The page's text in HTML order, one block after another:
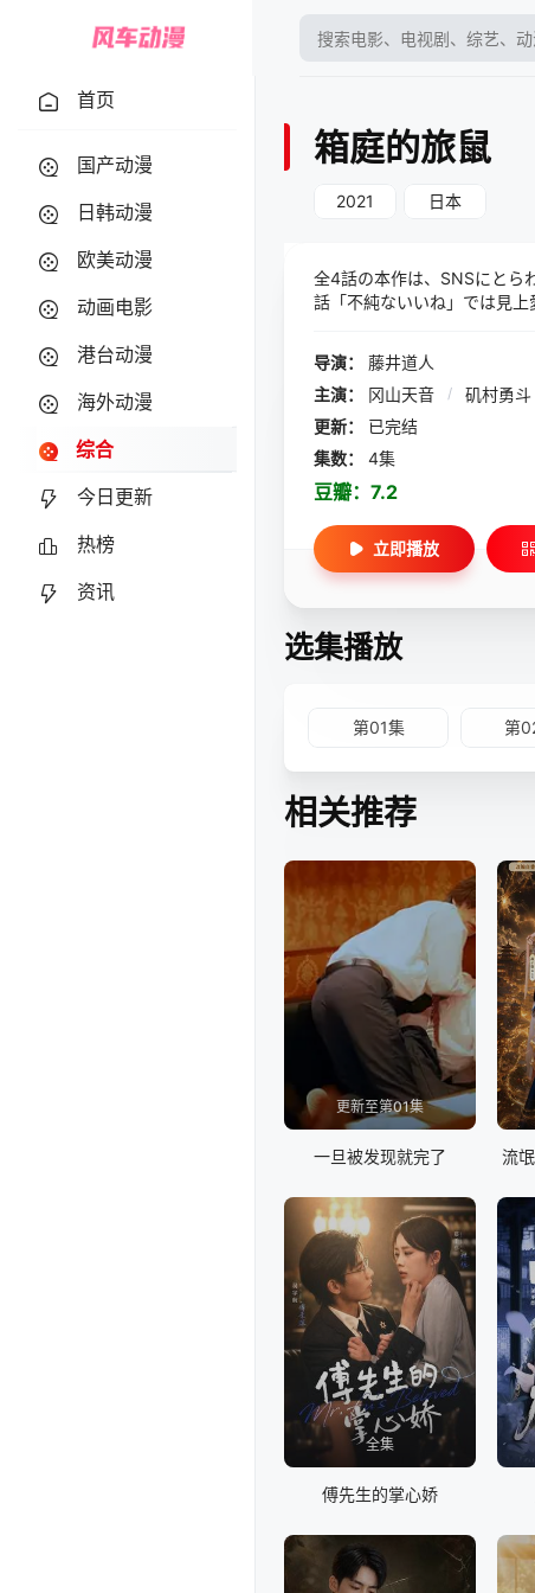
首页
国产动漫
日韩动漫
欧美动漫
动画电影
港台动漫
海外动漫
综合
今日更新
热榜
资讯
箱庭的旅鼠
2021 日本
全4話の本作は、SNSにとら
話「不純ないいね」では見
の「Not Famous」ではフォ
导演：
藤井道人
主演：
冈山天音 / 矶村勇斗
更新：
已完结
集数：
4集
豆瓣： 7.2
立即播放
选集播放
第01集 第
相关推荐
更新至第01集
一旦被发现就完了 流
全集
傅先生的掌心娇